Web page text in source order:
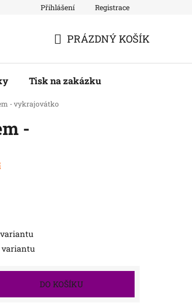
Přihlášení Registrace
KOŠÍK
PRÁZDNÝ KOŠÍK
Tisk na zakázku
- vykrajovátko
-
variantu
DO KOŠÍKU